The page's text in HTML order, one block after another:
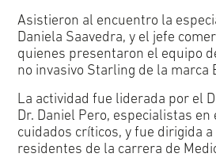
Asistieron al encuentro la
Daniela Saavedra, y el jefe
quienes presentaron el equipo
no invasivo Starling de la marca
La actividad fue liderada por el
Dr. Daniel Pero, especialistas
cuidados críticos, y fue dirigida
residentes de la carrera de